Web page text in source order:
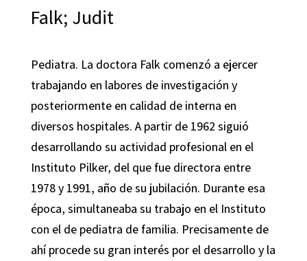
Falk; Judit
Pediatra. La doctora Falk comenzó a ejercer
trabajando en labores de investigación y
posteriormente en calidad de interna en
diversos hospitales. A partir de 1962 siguió
desarrollando su actividad profesional en el
Instituto Pilker, del que fue directora entre
1978 y 1991, año de su jubilación. Durante esa
época, simultaneaba su trabajo en el Instituto
con el de pediatra de familia. Precisamente de
ahí procede su gran interés por el desarrollo y la